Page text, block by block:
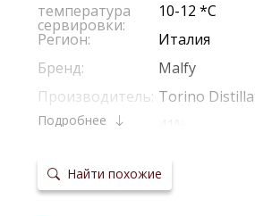
температура
сервировки:
10-12 *С
Регион:
Италия
Бренд:
Malfy
Производитель: Torino
Крепость:
производителя:
Подробнее
Найти похожие